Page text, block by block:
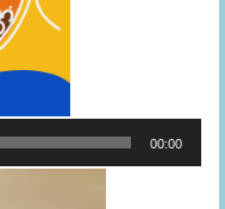
00:00